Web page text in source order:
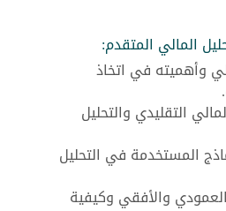
وأهميته في اتخاذ
التقليدي والتحليل
المستخدمة في التحليل
والأفقي وكيفية